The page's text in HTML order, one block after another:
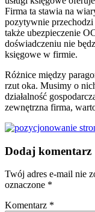
Firma ta stawia na
pozytywnie
także ubezpieczenie
doświadczeniu nie
księgowe w firmie.
Różnice między
rzut oka. Musimy o
działalność
zewnętrzna firma,
Dodaj komentarz
Twój adres e-mail nie
oznaczone *
Komentarz *